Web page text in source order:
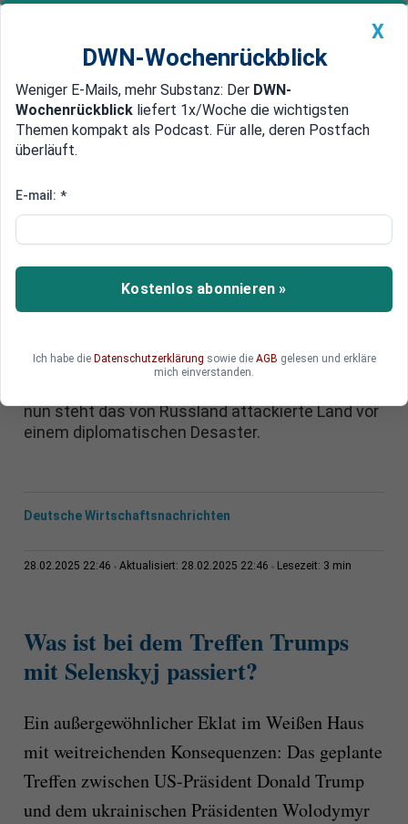
Newsticker MEIN DWN: Geldanlage Premium
Edelmetalle DWN-Magazin China
Nach Eklat zwischen Trump und
Russland auf die Eskalation in
Washington reagieren
ukrainischen Präsidenten Selenskyj brüsk
nun steht das von Russland attackierte Land vor
einem diplomatischen Desaster.
Deutsche Wirtschaftsnachrichten
28.02.2025 22:46 Aktualisiert: 28.02.2025 22:46 Lesezeit: 3 min
Was ist bei dem Treffen Trumps
mit Selenskyj passiert?
Ein außergewöhnlicher Eklat im Weißen Haus
mit weitreichenden Konsequenzen: Das geplante
Treffen zwischen US-Präsident Donald Trump
und dem ukrainischen Präsidenten Wolodymyr
X
DWN-Wochenrückblick
Weniger E-Mails, mehr Substanz: Der DWN-
Wochenrückblick liefert 1x/Woche die wichtigsten
Themen kompakt als Podcast. Für alle, deren Postfach
überläuft.
E-mail: *
Kostenlos abonnieren »
Ich habe die Datenschutzerklärung sowie die AGB gelesen und erkläre
mich einverstanden.